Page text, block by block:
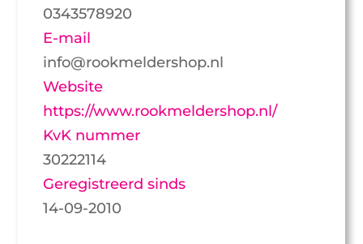
0343578920
E-mail
info@rookmeldershop.nl
Website
https://www.rookmeldershop.nl/
KvK nummer
30222114
Geregistreerd sinds
14-09-2010